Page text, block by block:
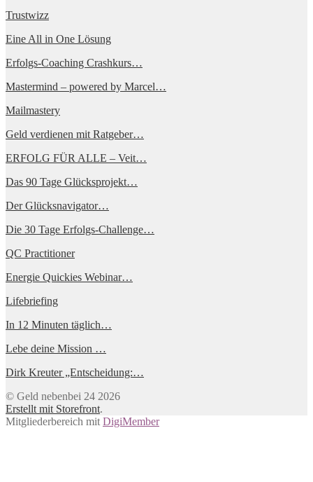
Trustwizz
Eine All in One Lösung
Erfolgs-Coaching Crashkurs…
Mastermind – powered by Marcel…
Mailmastery
Geld verdienen mit Ratgeber…
ERFOLG FÜR ALLE – Veit…
Das 90 Tage Glücksprojekt…
Der Glücksnavigator…
Die 30 Tage Erfolgs-Challenge…
QC Practitioner
Energie Quickies Webinar…
Lifebriefing
In 12 Minuten täglich…
Lebe deine Mission …
Dirk Kreuter „Entscheidung:…
© Geld nebenbei 24 2026
Erstellt mit Storefront.
Mitgliederbereich mit DigiMember